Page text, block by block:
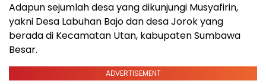
Adapun sejumlah desa yang dikunjungi Musyafirin,
yakni Desa Labuhan Bajo dan desa Jorok yang
berada di Kecamatan Utan, kabupaten Sumbawa
Besar.
ADVERTISEMENT